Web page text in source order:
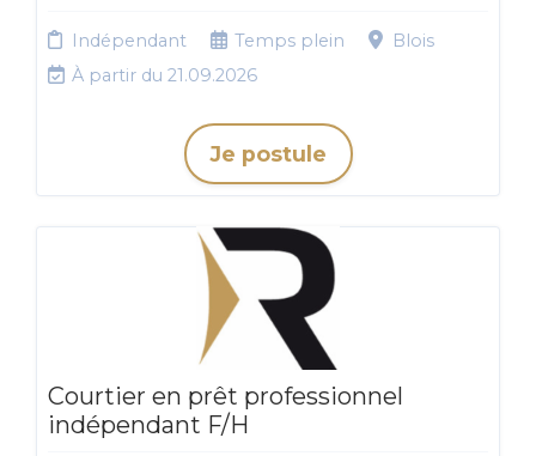
Indépendant Temps plein
Blois
À partir du 21.09.2026
Je postule
Courtier en prêt professionnel
indépendant F/H